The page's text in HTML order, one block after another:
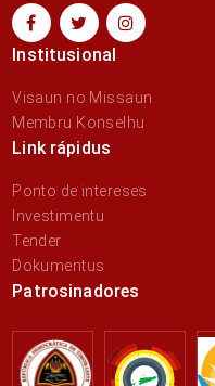
Institusional
Visaun no Missaun
Membru Konselhu
Link rápidus
Ponto de intereses
Investimentu
Tender
Dokumentus
Patrosinadores